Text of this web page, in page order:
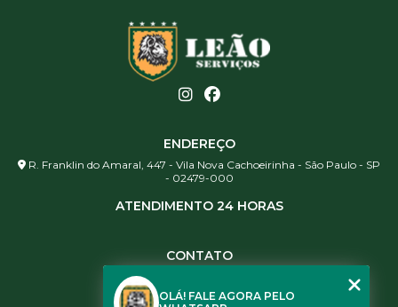
ENDEREÇO
R. Franklin do Amaral, 447 - Vila Nova Cachoeirinha - São Paulo - SP
- 02479-000
ATENDIMENTO 24 HORAS
CONTATO
(11) 3461-5871
OLÁ! FALE AGORA PELO